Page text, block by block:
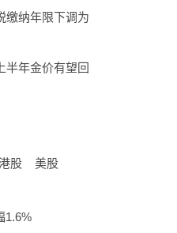
缴纳年限下调为
半年金价有望回
股 美股
1.6%